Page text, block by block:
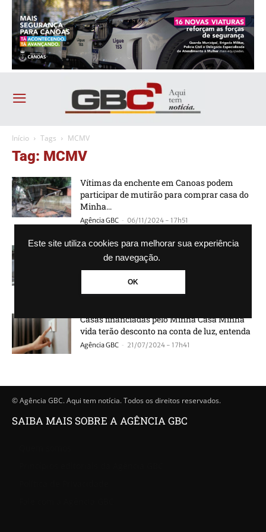
Este site utiliza cookies para melhorar sua experiência
de navegação.
OK
Início Tags MCMV
Tag: MCMV
Vítimas da enchente em Canoas podem
participar de mutirão para comprar casa do
Minha...
Agência GBC - 06/11/2024 - 17h51
Vistorias para habilitar famílias de Canoas a
ganhar moradias do Minha Casa Minha
Casas financiadas pelo Minha Casa Minha
vida terão desconto na conta de luz, entenda
Agência GBC - 21/07/2024 - 17h41
© Agência GBC. Aqui tem notícia. Todos os direitos reservados.
SAIBA MAIS SOBRE A AGÊNCIA GBC